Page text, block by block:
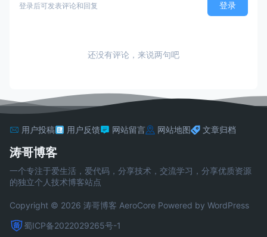
登录后可发表评论和回复 登录
还没有评论，来说两句吧
用户投稿 用户反馈 网站留言 网站地图 文章归档
涛哥博客
一个专注于爱生活，爱代码，分享技术，交流学习，分享优质资源
的独立个人技术博客站点
Copyright © 2026 涛哥博客 AeroCore Powered by WordPress
蜀ICP备2022029265号-1